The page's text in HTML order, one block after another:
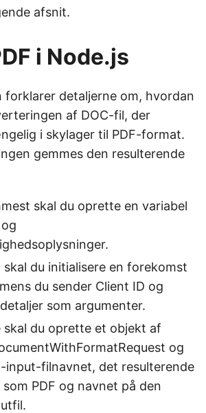
afsnit.
i Node.js
forklarer detaljerne om, hvordan
af DOC-fil, der
i skylager til PDF-format.
gemmes den resulterende
skal du oprette en variabel
du initialisere en forekomst
du sender Client ID og
som argumenter.
skal du oprette et objekt af
og
input-filnavnet, det resulterende
PDF og navnet på den